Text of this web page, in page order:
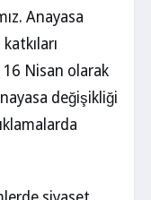
Anayasa
Nisan olarak
değişikliği